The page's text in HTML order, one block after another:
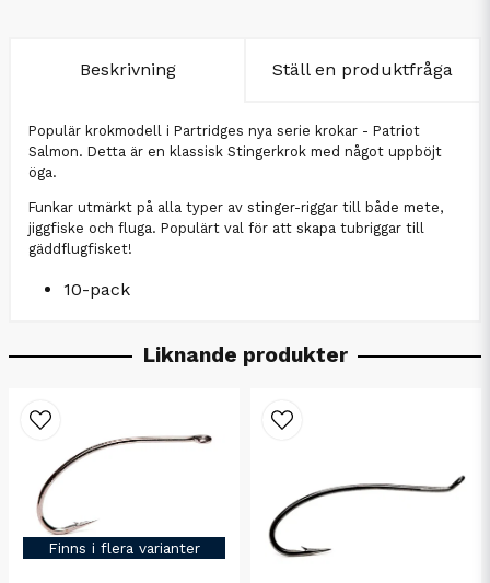
Beskrivning Ställ en produktfråga
Populär krokmodell i Partridges nya serie krokar - Patriot
Salmon. Detta är en klassisk Stingerkrok med något uppböjt
öga.
Funkar utmärkt på alla typer av stinger-riggar till både mete,
jiggfiske och fluga. Populärt val för att skapa tubriggar till
gäddflugfisket!
10-pack
Liknande produkter
Finns i flera varianter